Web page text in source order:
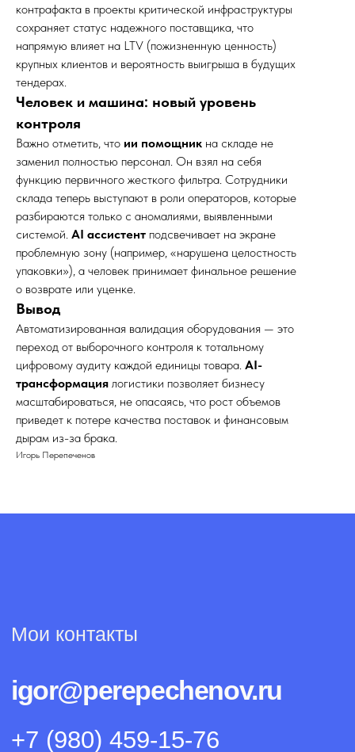
контрафакта в проекты критической инфраструктуры
сохраняет статус надежного поставщика, что
напрямую влияет на LTV (пожизненную ценность)
крупных клиентов и вероятность выигрыша в будущих
тендерах.
Человек и машина: новый уровень
контроля
Важно отметить, что ии помощник на складе не
заменил полностью персонал. Он взял на себя
функцию первичного жесткого фильтра. Сотрудники
склада теперь выступают в роли операторов, которые
разбираются только с аномалиями, выявленными
системой. AI ассистент подсвечивает на экране
проблемную зону (например, «нарушена целостность
упаковки»), а человек принимает финальное решение
о возврате или уценке.
Вывод
Автоматизированная валидация оборудования — это
переход от выборочного контроля к тотальному
цифровому аудиту каждой единицы товара. AI-
трансформация логистики позволяет бизнесу
масштабироваться, не опасаясь, что рост объемов
приведет к потере качества поставок и финансовым
дырам из-за брака.
Игорь Перепеченов